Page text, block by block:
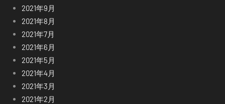
2021年9月
2021年8月
2021年7月
2021年6月
2021年5月
2021年4月
2021年3月
2021年2月